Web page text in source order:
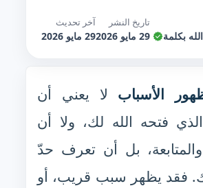
بكلمة
تاريخ النشر
29 مايو 2026
آخر تحديث
29 مايو 2026
الأسباب لا يعني أن
فتحه الله لك، ولا أن
بل أن تعرف حدّ
فقد يظهر سبب قريب، أو